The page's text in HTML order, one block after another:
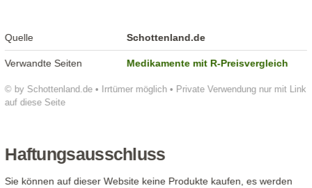
© by Schottenland.de • Irrtümer möglich • Private Verwendung nur mit Link
auf diese Seite
Quelle Schottenland.de
Verwandte Seiten Medikamente mit R-Preisvergleich
Haftungsausschluss
Sie können auf dieser Website keine Produkte kaufen, es werden